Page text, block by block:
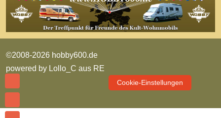
©2008-2026 hobby600.de
powered by Lollo_C aus RE
Cookie-Einstellungen